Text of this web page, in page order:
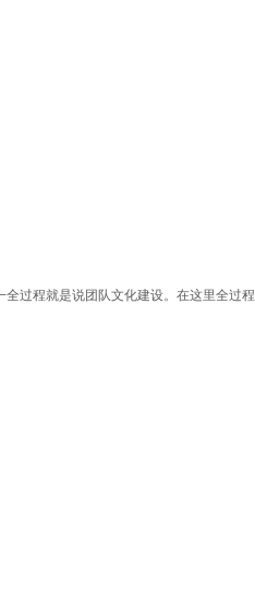
过程就是说团队文化建设。在这里全过程